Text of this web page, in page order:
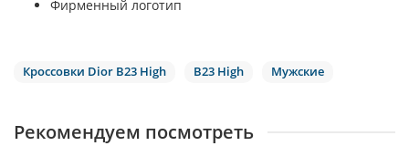
Фирменный логотип
Кроссовки Dior B23 High B23 High Мужские
Рекомендуем посмотреть